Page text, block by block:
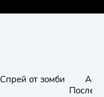
Спрей от зомби